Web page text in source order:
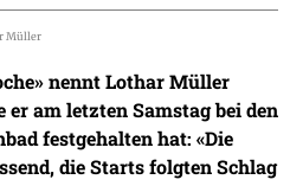
Müller
nennt Lothar Müller
er am letzten Samstag bei den
festgehalten hat: «Die
die Starts folgten Schlag